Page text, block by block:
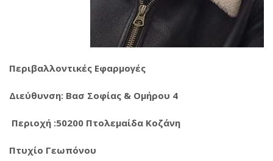
Περιβαλλοντικές Εφαρμογές
Διεύθυνση: Βασ Σοφίας & Ομήρου 4
Περιοχή :50200 Πτολεμαίδα Κοζάνη
Πτυχίο Γεωπόνου